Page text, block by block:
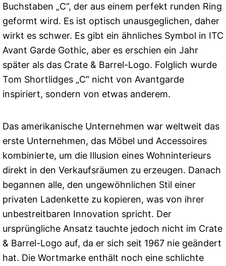
Buchstaben „C“, der aus einem perfekt runden Ring
geformt wird. Es ist optisch unausgeglichen, daher
wirkt es schwer. Es gibt ein ähnliches Symbol in ITC
Avant Garde Gothic, aber es erschien ein Jahr
später als das Crate & Barrel-Logo. Folglich wurde
Tom Shortlidges „C“ nicht von Avantgarde
inspiriert, sondern von etwas anderem.
Das amerikanische Unternehmen war weltweit das
erste Unternehmen, das Möbel und Accessoires
kombinierte, um die Illusion eines Wohninterieurs
direkt in den Verkaufsräumen zu erzeugen. Danach
begannen alle, den ungewöhnlichen Stil einer
privaten Ladenkette zu kopieren, was von ihrer
unbestreitbaren Innovation spricht. Der
ursprüngliche Ansatz tauchte jedoch nicht im Crate
& Barrel-Logo auf, da er sich seit 1967 nie geändert
hat. Die Wortmarke enthält noch eine schlichte